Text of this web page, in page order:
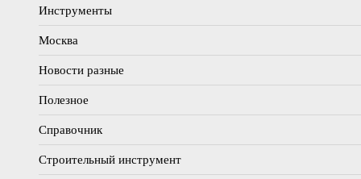
Инструменты
Москва
Новости разные
Полезное
Справочник
Строительный инструмент